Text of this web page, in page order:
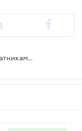
ФОПів зобов’яжуть реєструватися платниками ПДВ, введуть податок на OLX і мито на посилки – нардеп